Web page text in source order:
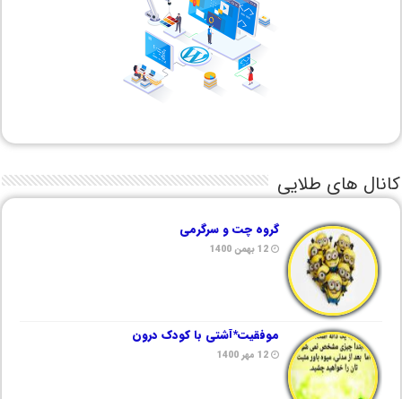
کانال های طلایی
گروه چت و سرگرمی
12 بهمن 1400
موفقیت*آشتی با کودک درون
12 مهر 1400